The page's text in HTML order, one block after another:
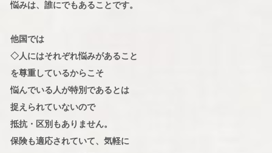
悩みは、誰にでもあることです。
他国では
◇人にはそれぞれ悩みがあること
を尊重しているからこそ
悩んでいる人が特別であるとは
捉えられていないので
抵抗・区別もありません。
保険も適応されていて、気軽に